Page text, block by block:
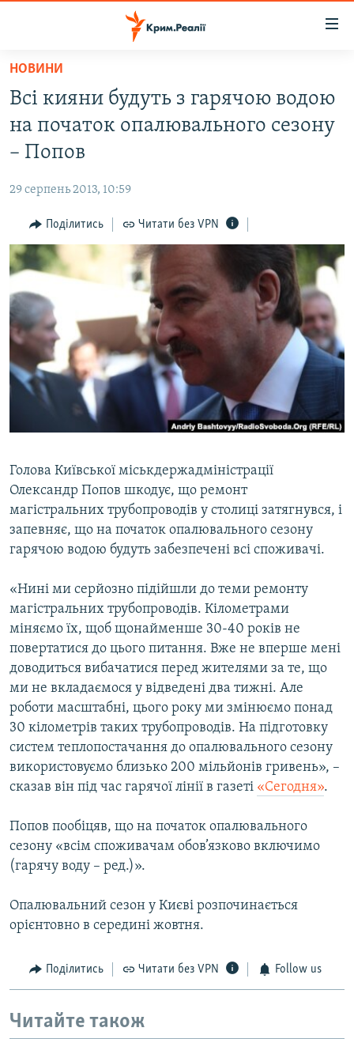
Перейти
основного
матеріалу
Перейти
основної
навігації
Перейти
до
пошуку
ВІДЕО ТА ФОТО
БЛОГИ
ПОГЛЯД
ІНТЕРВ'Ю
ВСЕ ЗА ДЕНЬ
СПЕЦПРОЕКТИ
ДЕПОРТАЦІЯ
ВІДЕОУРОКИ «ELIFBE»
СВІДЧЕННЯ ОКУПАЦІЇ
УКРАЇНСЬКА ПРОБЛЕМА КРИМУ
ЯК ОБІЙТИ БЛОКУВАННЯ
Русский
Усі сайти RFE/RL
НОВИНИ
Всі кияни будуть з гарячою водою
на початок опалювального сезону
– Попов
29 серпень 2013, 10:59
Поділитись Читати без VPN
Голова Київської міськдержадміністрації
Олександр Попов шкодує, що ремонт
магістральних трубопроводів у столиці затягнувся, і
запевняє, що на початок опалювального сезону
гарячою водою будуть забезпечені всі споживачі.
«Нині ми серйозно підійшли до теми ремонту
магістральних трубопроводів. Кілометрами
міняємо їх, щоб щонайменше 30-40 років не
повертатися до цього питання. Вже не вперше мені
доводиться вибачатися перед жителями за те, що
ми не вкладаємося у відведені два тижні. Але
роботи масштабні, цього року ми змінюємо понад
30 кілометрів таких трубопроводів. На підготовку
систем теплопостачання до опалювального сезону
використовуємо близько 200 мільйонів гривень», –
сказав він під час гарячої лінії в газеті «Сегодня».
Попов пообіцяв, що на початок опалювального
сезону «всім споживачам обов’язково включимо
(гарячу воду – ред.)».
Опалювальний сезон у Києві розпочинається
орієнтовно в середині жовтня.
Поділитись Читати без VPN Follow us
Читайте також